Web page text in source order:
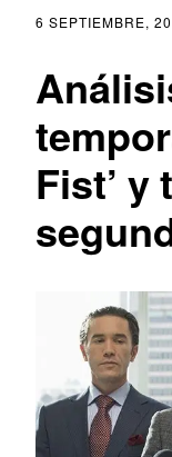
6 SEPTIEMBRE,
Fist’ y